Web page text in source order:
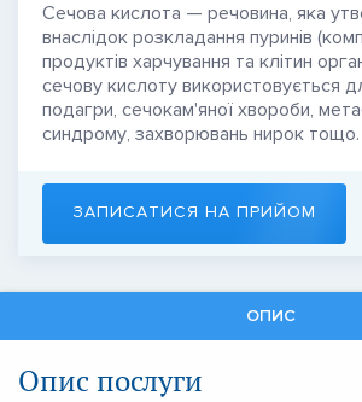
Сечова кислота — речовина, яка
внаслідок розкладання пуринів
продуктів харчування та клітин
сечову кислоту використовується
подагри, сечокам'яної хвороби,
синдрому, захворювань нирок тощо.
ЗАПИСАТИСЯ НА ПРИЙОМ
ОПИС
Опис послуги